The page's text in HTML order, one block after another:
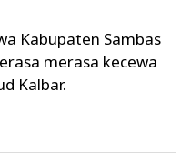
Kabupaten Sambas
merasa kecewa
Kalbar.